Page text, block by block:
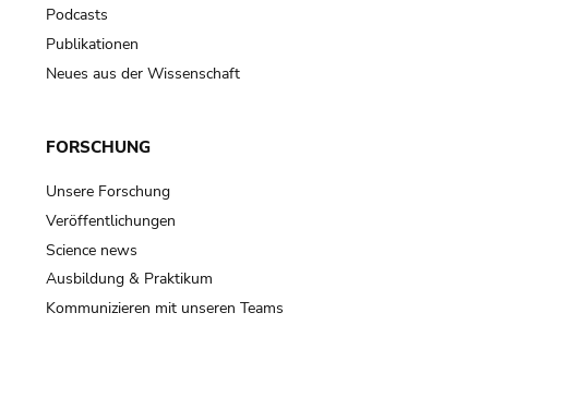
Podcasts
Publikationen
Neues aus der Wissenschaft
FORSCHUNG
Unsere Forschung
Veröffentlichungen
Science news
Ausbildung & Praktikum
Kommunizieren mit unseren Teams